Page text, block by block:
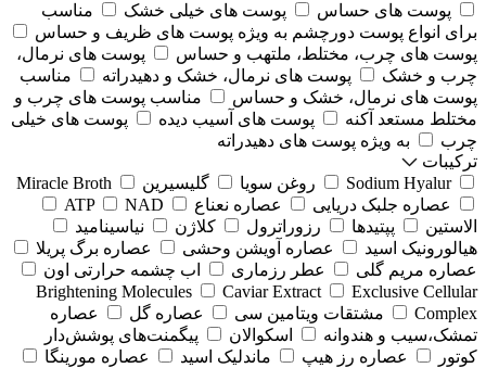
پوست های حساس
پوست های خیلی خشک
مناسب
برای انواع پوست دورچشم به ویژه پوست های ظریف و حساس
پوست های چرب، مختلط، ملتهب و حساس
پوست های نرمال،
چرب و خشک
پوست های نرمال، خشک و دهیدراته
مناسب
پوست های نرمال، خشک و حساس
مناسب پوست های چرب و
مختلط مستعد آکنه
پوست های آسیب دیده
پوست های خیلی
چرب
به ویژه پوست های دهیدراته
ترکیبات
Sodium Hyalur
روغن سویا گلیسیرین
Miracle Broth
عصاره جلبک دریایی
عصاره نعناع ATP
NAD
الاستین
پپتیدها رزوراترول کلاژن
⁠نیاسینامید
هیالورونیک اسید
عصاره آویشن وحشی
عصاره برگ پریلا
عصاره مریم گلی
عطر رزماری
اب چشمه حرارتی اون
Brightening Molecules
Caviar Extract
Exclusive Cellular
Complex
مشتقات ویتامین سی عصاره گل
عصاره
تمشک،سیب و هندوانه
اسکوالان
پیگمنت‌های پوشش‌دار
کوتور
عصاره رز هیپ ماندلیک اسید
عصاره مورینگا